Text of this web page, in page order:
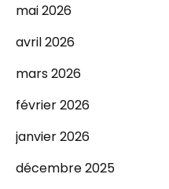
mai 2026
avril 2026
mars 2026
février 2026
janvier 2026
décembre 2025